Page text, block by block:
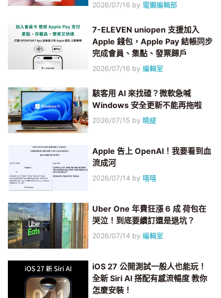
2026/07/16 by 電獺編輯部
7-ELEVEN uniopen 支援加入
Apple 錢包，Apple Pay 結帳同步
完成會員、集點、發票歸戶
2026/07/16 by編輯室
駭客用 AI 來找碴？微軟急喊
Windows 安全更新不能再拖啦
2026/07/15 by 曉緹
Apple 告上 OpenAI！我要看到血
流成河
2026/07/14 by 嘻嘻
Uber One 年費狂漲 6 成 荷包在
哭泣！到底要續訂還是退坑？
2026/07/14 by編輯室
iOS 27 公開測試一般人也能玩！
全新 Siri AI 搭配有感流暢度 教你
怎麼安裝！